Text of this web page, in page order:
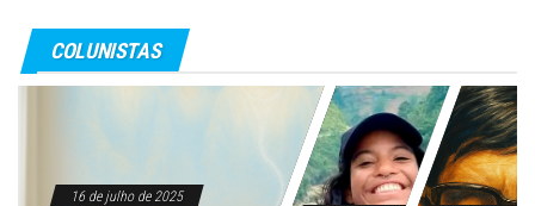
COLUNISTAS
16 de julho de 2025